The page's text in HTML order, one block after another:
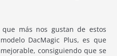
más nos gustan de estos
DacMagic Plus, es que
consiguiendo que se